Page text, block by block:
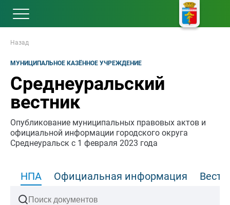
Назад
МУНИЦИПАЛЬНОЕ КАЗЁННОЕ УЧРЕЖДЕНИЕ
Среднеуральский
вестник
Опубликование муниципальных правовых актов и
официальной информации городского округа
Среднеуральск с 1 февраля 2023 года
НПА Официальная информация